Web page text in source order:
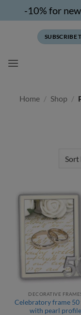
-10% for
SUBSCRIBE
Home / Shop /
DECORATIVE
Celebratory frame 50
with pearl profile